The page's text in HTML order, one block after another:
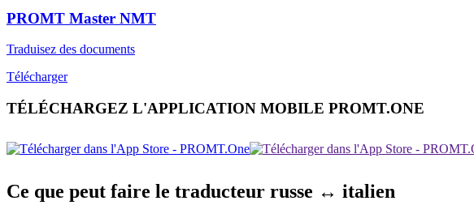
PROMT Master NMT
Traduisez des documents
Télécharger
TÉLÉCHARGEZ L'APPLICATION MOBILE PROMT.ONE
Ce que peut faire le traducteur russe ↔ italien